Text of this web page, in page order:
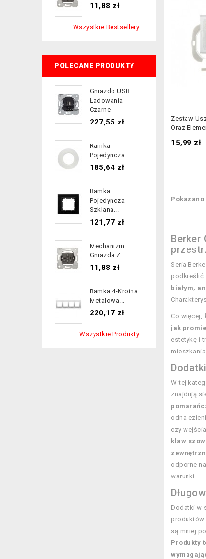
Cena
11,88 zł
Wszystkie Bestsellery
POLECANE PRODUKTY
Gniazdo USB
Ładowania
Czarne
Cena
227,55 zł
Ramka
Pojedyncza...
Cena
185,64 zł
Ramka
Pojedyncza
Szklana...
Cena
121,77 zł
Mechanizm
Gniazda Z...
Cena
11,88 zł
Ramka 4-Krotna
Metalowa...
Cena
220,17 zł
Wszystkie Produkty
Zestaw
Oraz
Cena
15,99 zł
Pokazano
Berker
Seria
podkreślić
białym,
Co więcej,
jak
estetykę i
W tej
znajdują
czy
odporne
warunki.
Dodatki w
produktów
są mniej
Produkty